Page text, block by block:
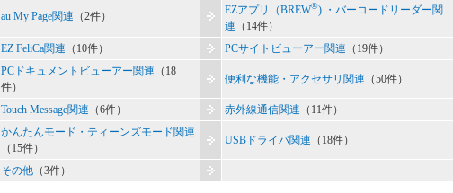
au My Page関連 （2件） EZアプリ（BREW®) ・バーコードリーダー関
連 （14件）
EZ FeliCa関連 （10件） PCサイトビューアー関連 （19件）
PCドキュメントビューアー関連 （18
件）
便利な機能・アクセサリ関連 （50件）
Touch Message関連 （6件） 赤外線通信関連 （11件）
かんたんモード・ティーンズモード関連
（15件）
USBドライバ関連 （18件）
その他 （3件）